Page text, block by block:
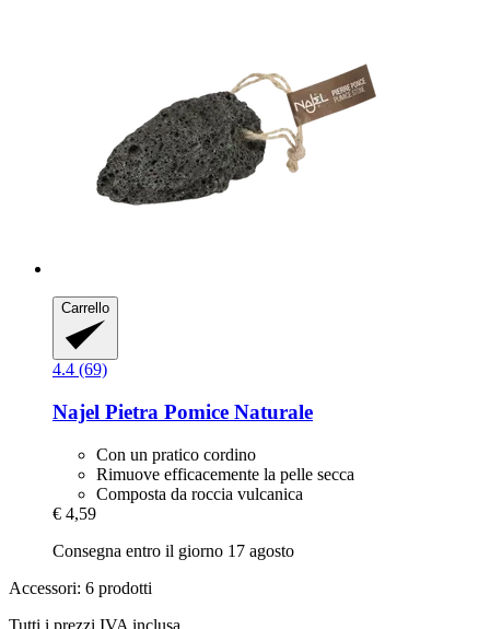
Carrello
4.4 (69)
Najel Pietra Pomice Naturale
Con un pratico cordino
Rimuove efficacemente la pelle secca
Composta da roccia vulcanica
€ 4,59
Consegna entro il giorno 17 agosto
Accessori: 6 prodotti
Tutti i prezzi IVA inclusa